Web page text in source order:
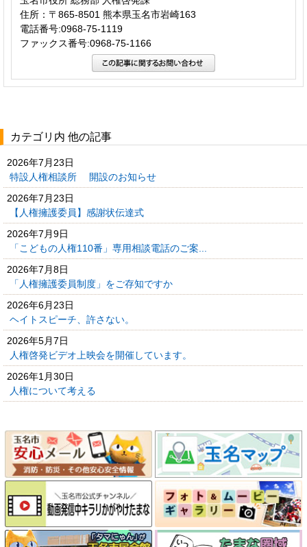
住所：〒865-8501 熊本県玉名市岩崎163
電話番号:0968-75-1119
ファックス番号:0968-75-1166
カテゴリ内 他の記事
2026年7月23日
特設人権相談所 開設のお知らせ
2026年7月23日
【人権擁護委員】感謝状伝達式
2026年7月9日
「こどもの人権110番」専用相談電話のご案...
2026年7月8日
「人権擁護委員制度」をご存知ですか
2026年6月23日
ヘイトスピーチ、許さない。
2026年5月7日
人権啓発ビデオ上映会を開催しています。
2026年1月30日
人権について考える